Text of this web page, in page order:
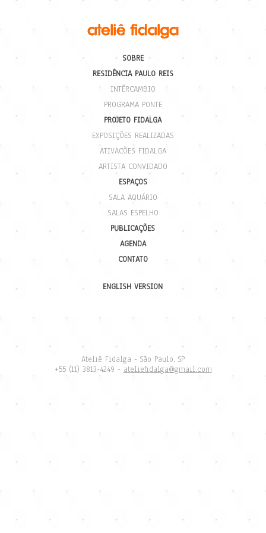
SOBRE
RESIDÊNCIA PAULO REIS
INTÊRCAMBIO
PROGRAMA PONTE
PROJETO FIDALGA
EXPOSIÇÕES REALIZADAS
ATIVACÕES FIDALGA
ARTISTA CONVIDADO
ESPAÇOS
SALA AQUÁRIO
SALAS ESPELHO
PUBLICAÇÕES
AGENDA
CONTATO
ENGLISH VERSION
Ateliê Fidalga - São Paulo, SP
+55 (11) 3813-4249 - ateliefidalga@gmail.com